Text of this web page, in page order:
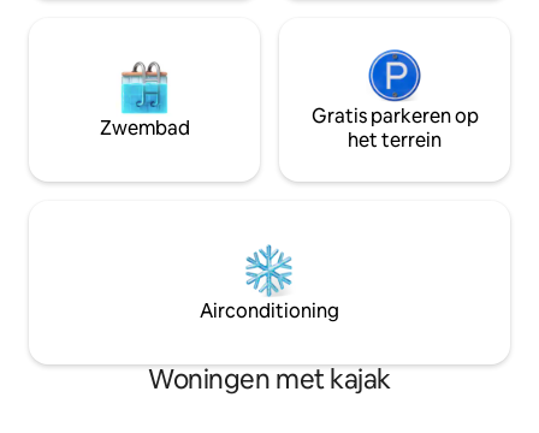
Zwembad
Gratis parkeren op
het terrein
Airconditioning
Woningen met kajak